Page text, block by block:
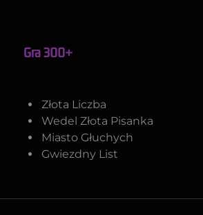
Gra 300+
Złota Liczba
Wedel Złota Pisanka
Miasto Głuchych
Gwiezdny List